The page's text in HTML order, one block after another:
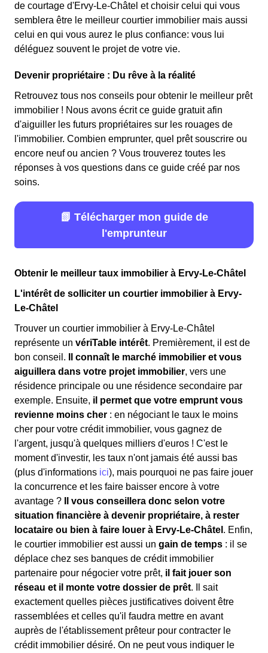
de courtage d'Ervy-Le-Châtel et choisir celui qui vous
semblera être le meilleur courtier immobilier mais aussi
celui en qui vous aurez le plus confiance: vous lui
déléguez souvent le projet de votre vie.
Devenir propriétaire : Du rêve à la réalité
Retrouvez tous nos conseils pour obtenir le meilleur prêt
immobilier ! Nous avons écrit ce guide gratuit afin
d'aiguiller les futurs propriétaires sur les rouages de
l'immobilier. Combien emprunter, quel prêt souscrire ou
encore neuf ou ancien ? Vous trouverez toutes les
réponses à vos questions dans ce guide créé par nos
soins.
📗 Télécharger mon guide de
l'emprunteur
Obtenir le meilleur taux immobilier à Ervy-Le-Châtel
L'intérêt de solliciter un courtier immobilier à Ervy-
Le-Châtel
Trouver un courtier immobilier à Ervy-Le-Châtel
représente un vériTable intérêt. Premièrement, il est de
bon conseil.
Il connaît le marché immobilier et vous
aiguillera dans votre projet immobilier, vers une
résidence principale ou une résidence secondaire par
exemple. Ensuite, il permet que votre emprunt vous
revienne moins cher : en négociant le taux le moins
cher pour votre crédit immobilier, vous gagnez de
l'argent, jusqu'à quelques milliers d'euros ! C'est le
moment d'investir, les taux n'ont jamais été aussi bas
(plus d'informations ici), mais pourquoi ne pas faire jouer
la concurrence et les faire baisser encore à votre
avantage ?
Il vous conseillera donc selon votre
situation financière à devenir propriétaire, à rester
locataire ou bien à faire louer à Ervy-Le-Châtel . Enfin,
le courtier immobilier est aussi un gain de temps : il se
déplace chez ses banques de crédit immobilier
partenaire pour négocier votre prêt, il fait jouer son
réseau et il monte votre dossier de prêt. Il sait
exactement quelles pièces justificatives doivent être
rassemblées et celles qu'il faudra mettre en avant
auprès de l'établissement prêteur pour contracter le
crédit immobilier désiré. On ne peut vous indiquer le